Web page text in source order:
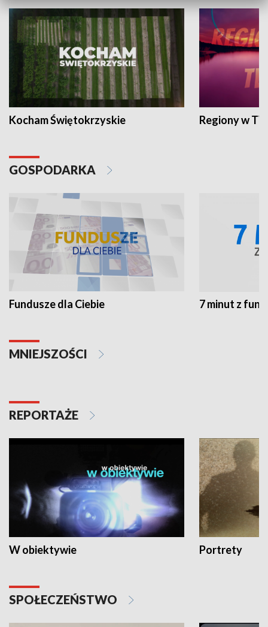
Kocham Świętokrzyskie Regiony w
GOSPODARKA
Fundusze dla Ciebie 7 minut z
MNIEJSZOŚCI
REPORTAŻE
W obiektywie Portrety
SPOŁECZEŃSTWO